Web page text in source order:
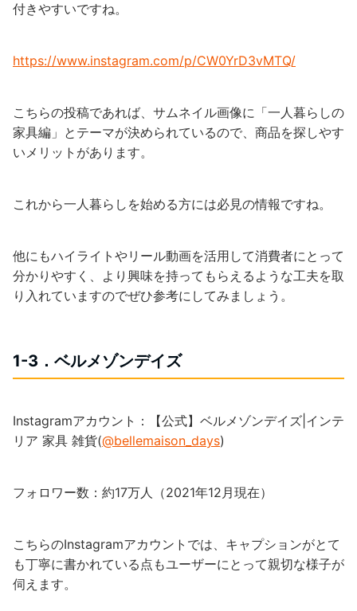
付きやすいですね。
https://www.instagram.com/p/CW0YrD3vMTQ/
こちらの投稿であれば、サムネイル画像に「一人暮らしの
家具編」とテーマが決められているので、商品を探しやす
いメリットがあります。
これから一人暮らしを始める方には必見の情報ですね。
他にもハイライトやリール動画を活用して消費者にとって
分かりやすく、より興味を持ってもらえるような工夫を取
り入れていますのでぜひ参考にしてみましょう。
1-3．ベルメゾンデイズ
Instagramアカウント：【公式】ベルメゾンデイズ|インテ
リア 家具 雑貨(@bellemaison_days)
フォロワー数：約17万人（2021年12月現在）
こちらのInstagramアカウントでは、キャプションがとて
も丁寧に書かれている点もユーザーにとって親切な様子が
伺えます。